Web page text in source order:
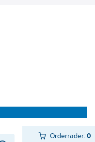
Orderrader:0